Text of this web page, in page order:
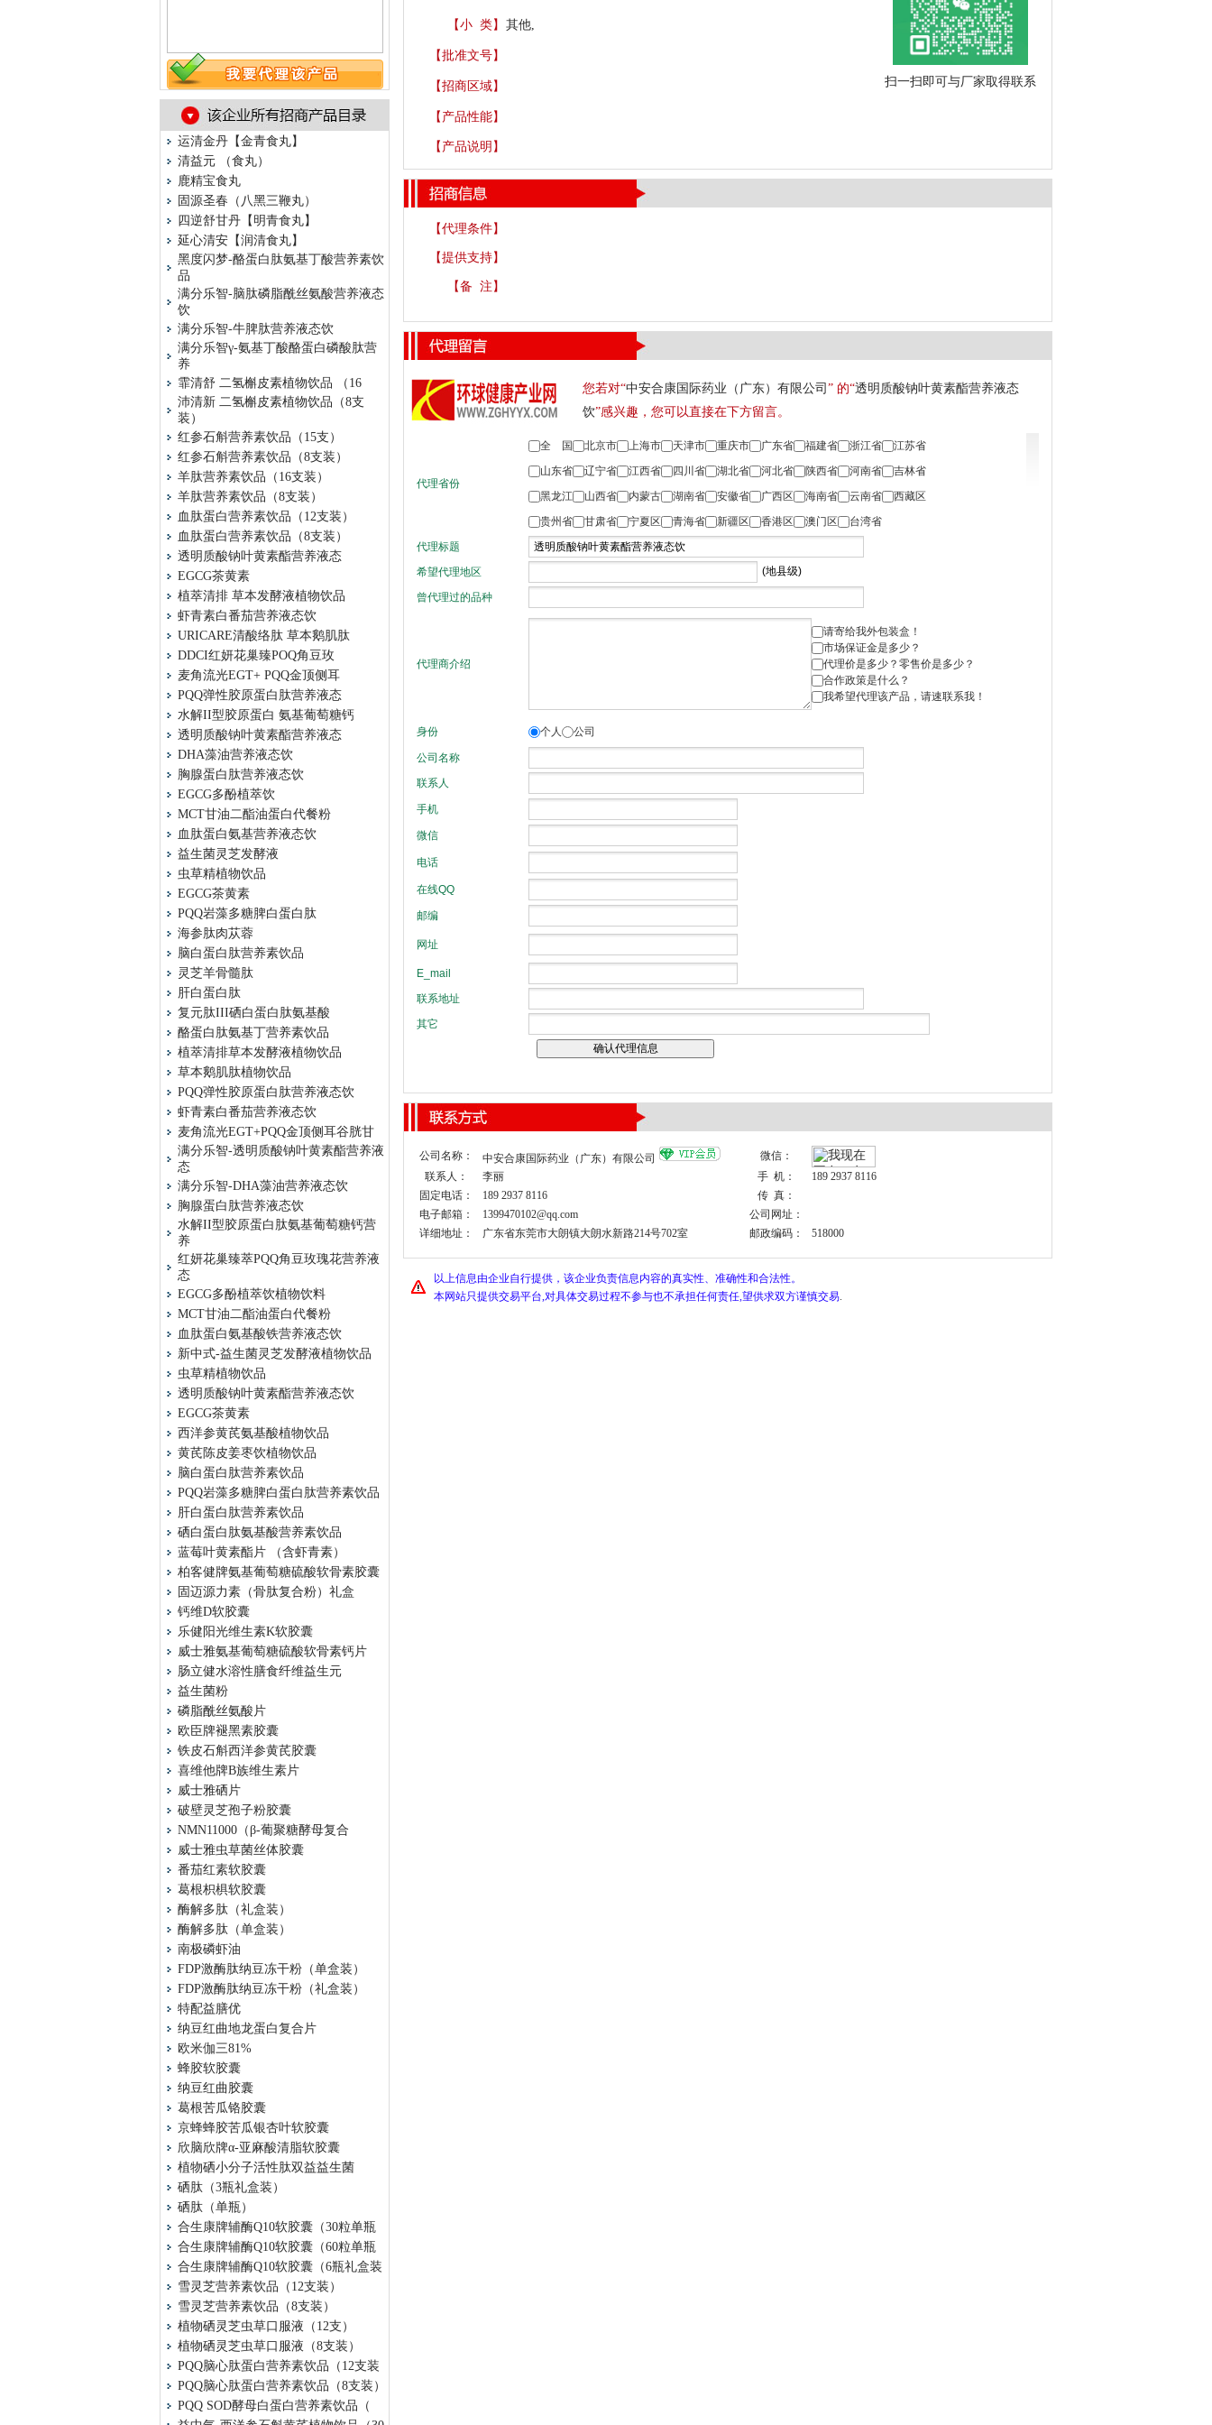
运清金丹【金青食丸】
清益元 （食丸）
鹿精宝食丸
固源圣春（八黑三鞭丸）
四逆舒甘丹【明青食丸】
延心清安【润清食丸】
黑度闪梦-酪蛋白肽氨基丁酸营养素饮
品
满分乐智-脑肽磷脂酰丝氨酸营养液态
饮
满分乐智-牛脾肽营养液态饮
满分乐智γ-氨基丁酸酪蛋白磷酸肽营
养
霏清舒 二氢槲皮素植物饮品 （16
沛清新 二氢槲皮素植物饮品（8支
装）
红参石斛营养素饮品（15支）
红参石斛营养素饮品（8支装）
羊肽营养素饮品（16支装）
羊肽营养素饮品（8支装）
血肽蛋白营养素饮品（12支装）
血肽蛋白营养素饮品（8支装）
透明质酸钠叶黄素酯营养液态
EGCG茶黄素
植萃清排 草本发酵液植物饮品
虾青素白番茄营养液态饮
URICARE清酸络肽 草本鹅肌肽
DDCI红妍花巢臻POQ角豆玫
麦角流光EGT+ PQQ金顶侧耳
PQQ弹性胶原蛋白肽营养液态
水解II型胶原蛋白 氨基葡萄糖钙
透明质酸钠叶黄素酯营养液态
DHA藻油营养液态饮
胸腺蛋白肽营养液态饮
EGCG多酚植萃饮
MCT甘油二酯油蛋白代餐粉
血肽蛋白氨基营养液态饮
益生菌灵芝发酵液
虫草精植物饮品
EGCG茶黄素
PQQ岩藻多糖脾白蛋白肽
海参肽肉苁蓉
脑白蛋白肽营养素饮品
灵芝羊骨髓肽
肝白蛋白肽
复元肽III硒白蛋白肽氨基酸
酪蛋白肽氨基丁营养素饮品
植萃清排草本发酵液植物饮品
草本鹅肌肽植物饮品
PQQ弹性胶原蛋白肽营养液态饮
虾青素白番茄营养液态饮
麦角流光EGT+PQQ金顶侧耳谷胱甘
满分乐智-透明质酸钠叶黄素酯营养液
态
满分乐智-DHA藻油营养液态饮
胸腺蛋白肽营养液态饮
水解II型胶原蛋白肽氨基葡萄糖钙营
养
红妍花巢臻萃PQQ角豆玫瑰花营养液
态
EGCG多酚植萃饮植物饮料
MCT甘油二酯油蛋白代餐粉
血肽蛋白氨基酸铁营养液态饮
新中式-益生菌灵芝发酵液植物饮品
虫草精植物饮品
透明质酸钠叶黄素酯营养液态饮
EGCG茶黄素
西洋参黄芪氨基酸植物饮品
黄芪陈皮姜枣饮植物饮品
脑白蛋白肽营养素饮品
PQQ岩藻多糖脾白蛋白肽营养素饮品
肝白蛋白肽营养素饮品
硒白蛋白肽氨基酸营养素饮品
蓝莓叶黄素酯片 （含虾青素）
柏客健牌氨基葡萄糖硫酸软骨素胶囊
固迈源力素（骨肽复合粉）礼盒
钙维D软胶囊
乐健阳光维生素K软胶囊
威士雅氨基葡萄糖硫酸软骨素钙片
肠立健水溶性膳食纤维益生元
益生菌粉
磷脂酰丝氨酸片
欧臣牌褪黑素胶囊
铁皮石斛西洋参黄芪胶囊
喜维他牌B族维生素片
威士雅硒片
破壁灵芝孢子粉胶囊
NMN11000（β-葡聚糖酵母复合
威士雅虫草菌丝体胶囊
番茄红素软胶囊
葛根枳椇软胶囊
酶解多肽（礼盒装）
酶解多肽（单盒装）
南极磷虾油
FDP激酶肽纳豆冻干粉（单盒装）
FDP激酶肽纳豆冻干粉（礼盒装）
特配益膳优
纳豆红曲地龙蛋白复合片
欧米伽三81%
蜂胶软胶囊
纳豆红曲胶囊
葛根苦瓜铬胶囊
京蜂蜂胶苦瓜银杏叶软胶囊
欣脑欣牌α-亚麻酸清脂软胶囊
植物硒小分子活性肽双益益生菌
硒肽（3瓶礼盒装）
硒肽（单瓶）
合生康牌辅酶Q10软胶囊（30粒单瓶
合生康牌辅酶Q10软胶囊（60粒单瓶
合生康牌辅酶Q10软胶囊（6瓶礼盒装
雪灵芝营养素饮品（12支装）
雪灵芝营养素饮品（8支装）
植物硒灵芝虫草口服液（12支）
植物硒灵芝虫草口服液（8支装）
PQQ脑心肽蛋白营养素饮品（12支装
PQQ脑心肽蛋白营养素饮品（8支装）
PQQ SOD酵母白蛋白营养素饮品（
扫一扫即可与厂家取得联系
【小 类】 其他,
【批准文号】
【招商区域】
【产品性能】
【产品说明】
【代理条件】
【提供支持】
【备 注】
您若对“中安合康国际药业（广东）有限公司 ” 的“透明质酸钠叶黄素酯营养液态
饮”感兴趣，您可以直接在下方留言。
公司名称： 中安合康国际药业（广东）有限公司
微信：
联系人：
李丽 手 机：
189 2937 8116
固定电话：
189 2937 8116
传 真：
电子邮箱：
1399470102@qq.com
公司网址：
详细地址：
广东省东莞市大朗镇大朗水新路214号702室 邮政编码： 518000
以上信息由企业自行提供，该企业负责信息内容的真实性、准确性和合法性。
本网站只提供交易平台,对具体交易过程不参与也不承担任何责任,望供求双方谨慎交易.